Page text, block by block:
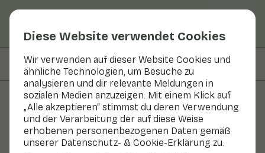
Diese Website verwendet Cookies
Wir verwenden auf dieser Website Cookies und
ähnliche Technologien, um Besuche zu
analysieren und dir relevante Meldungen in
sozialen Medien anzuzeigen. Mit einem Klick auf
„Alle akzeptieren“ stimmst du deren Verwendung
und der Verarbeitung der auf diese Weise
erhobenen personenbezogenen Daten gemäß
unserer Datenschutz- & Cookie-Erklärung zu.
Auf dieser Seite Zubereiten & Aufbewahren
Obst und Gemüse
SPRANK Apfel